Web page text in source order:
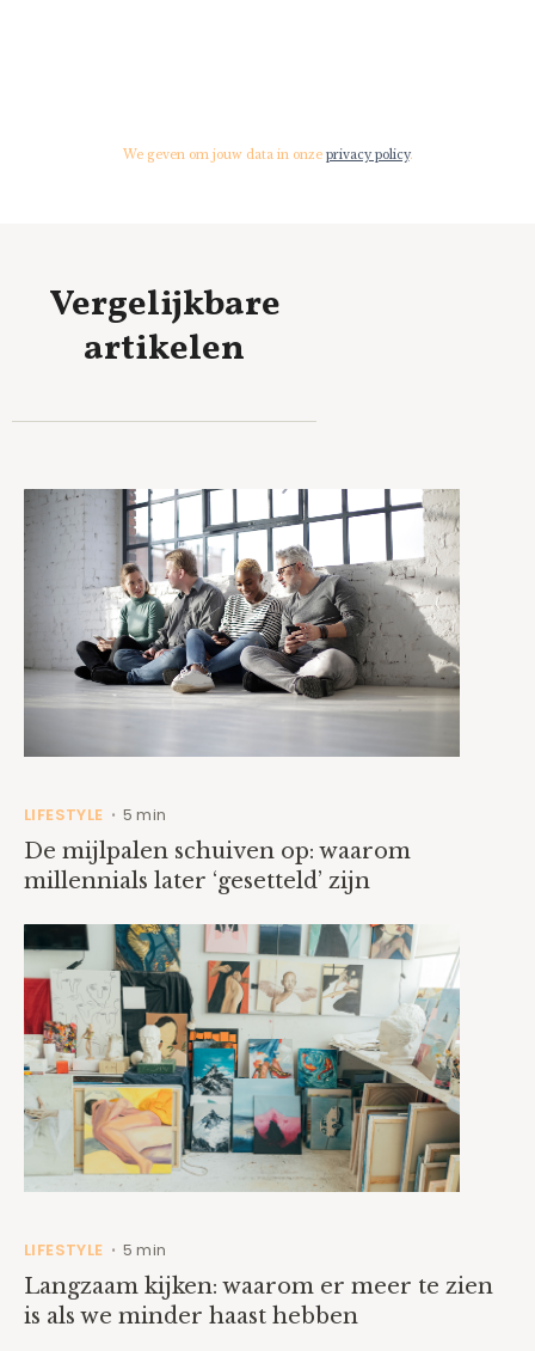
We geven om jouw data in onze privacy policy.
Vergelijkbare
artikelen
LIFESTYLE • 5 min
De mijlpalen schuiven op: waarom
millennials later ‘gesetteld’ zijn
LIFESTYLE • 5 min
Langzaam kijken: waarom er meer te zien
is als we minder haast hebben